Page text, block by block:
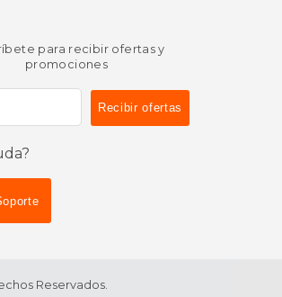
para recibir ofertas y
promociones
Reservados.